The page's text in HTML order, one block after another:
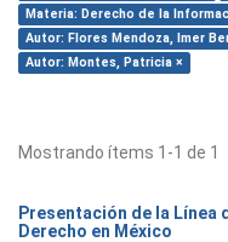
Materia: Derecho de la
Autor: Flores Mendoza, Imer
Autor: Montes, Patricia ×
Mostrando ítems 1-1 de 1
Presentación de la Línea
Derecho en México